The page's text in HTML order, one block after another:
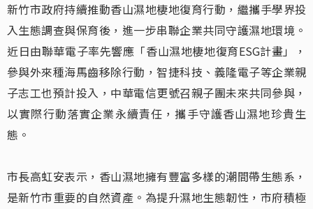
新竹市政府持續推動香山濕地棲地復育行動，繼攜手學界投
入生態調查與保育後，進一步串聯企業共同守護濕地環境。
近日由聯華電子率先響應「香山濕地棲地復育ESG計畫」，
參與外來種海馬齒移除行動，智捷科技、義隆電子等企業親
子志工也預計投入，中華電信更號召親子團未來共同參與，
以實際行動落實企業永續責任，攜手守護香山濕地珍貴生
態。
市長高虹安表示，香山濕地擁有豐富多樣的潮間帶生態系，
是新竹市重要的自然資產。為提升濕地生態韌性，市府積極